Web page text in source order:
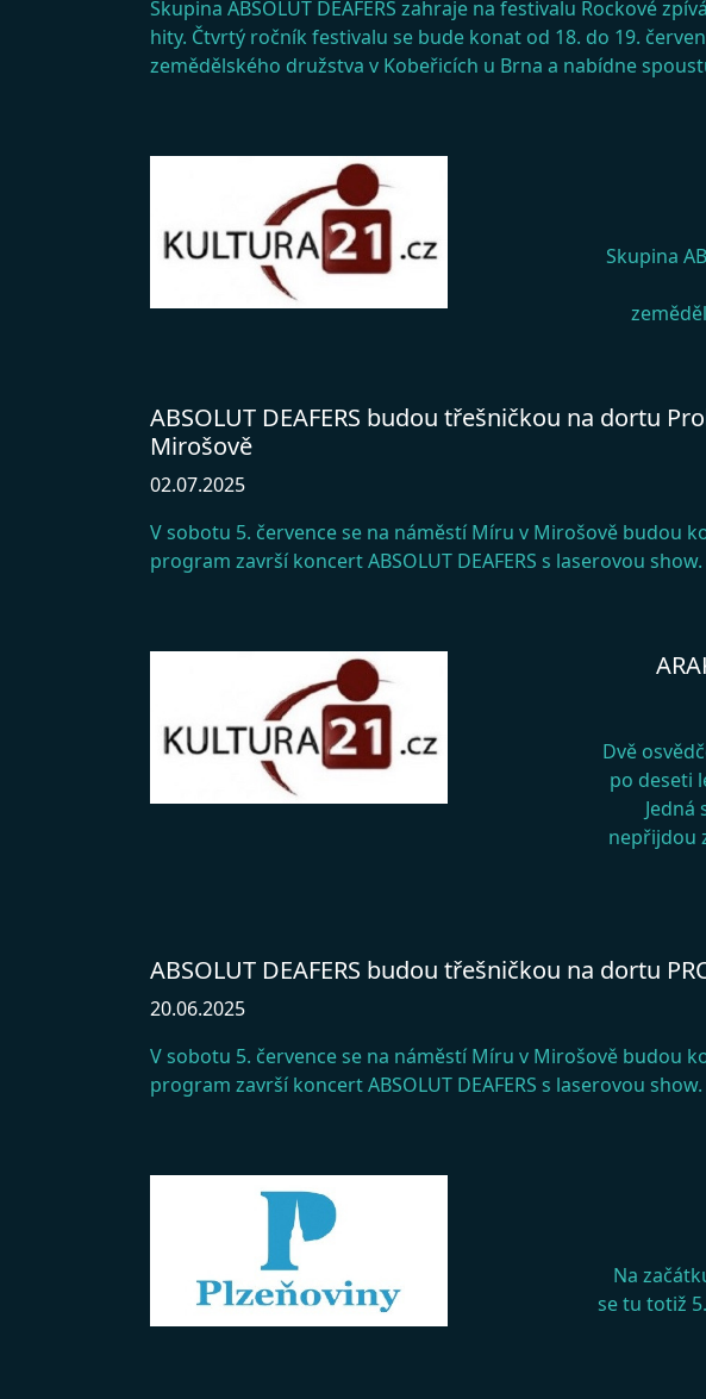
Skupina ABSOLUT DEAFERS zahraje na festivalu Rockové
hity. Čtvrtý ročník festivalu se bude konat od 18. do 19.
zemědělského družstva v Kobeřicích u Brna a nabídne
Skupina
ABSOLUT DEAFERS budou třešničkou na dortu
Mirošově
02.07.2025
V sobotu 5. července se na náměstí Míru v Mirošově budou
program završí koncert ABSOLUT DEAFERS s laserovou show.
Dvě
po deseti
nepřijdou
ABSOLUT DEAFERS budou třešničkou na dortu
20.06.2025
V sobotu 5. července se na náměstí Míru v Mirošově budou
program završí koncert ABSOLUT DEAFERS s laserovou show.
Na
se tu totiž